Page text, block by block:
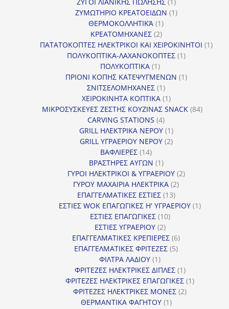
προϊόν
ΖΥΜΩΤΗΡΙΟ ΚΡΕΑΤΟΕΙΔΩΝ 11
ΘΕΡΜΟΚΟΛΛΗΤΙΚΆ 11
προϊόν
ΚΡΕΑΤΟΜΗΧΑΝΕΣ 22
προϊόντα
ΠΑΤΑΤΟΚΟΠΤΕΣ ΗΛΕΚΤΡΙΚΟΙ ΚΑΙ ΧΕΙΡΟΚΙΝΗΤΟΙ 11
ΠΟΛΥΚΟΠΤΙΚΑ-ΛΑΧΑΝΟΚΟΠΤΕΣ 11
ΠΟΛΥΚΟΠΤΙΚΑ 11
προϊόν
ΠΡΙΟΝΙ ΚΟΠΗΣ ΚΑΤΕΨΥΓΜΕΝΩΝ 11
ΣΝΙΤΣΕΛΟΜΗΧΑΝΕΣ 11
προϊόν
ΧΕΙΡΟΚΙΝΗΤΑ ΚΟΠΤΙΚΑ 11
προϊόν
ΜΙΚΡΟΣΥΣΚΕΥΕΣ ΖΕΣΤΗΣ ΚΟΥΖΙΝΑΣ SNACK 8484
CARVING STATIONS 44
προϊόντα
GRILL ΗΛΕΚΤΡΙΚΑ ΝΕΡΟΥ 11
προϊόν
GRILL ΥΓΡΑΕΡΙΟΥ ΝΕΡΟΥ 22
ΒΑΦΛΙΕΡΕΣ 1414
προϊόντα
ΒΡΑΣΤΗΡΕΣ ΑΥΓΩΝ 11
προϊόν
ΓΥΡΟΙ ΗΛΕΚΤΡΙΚΟΙ & ΥΓΡΑΕΡΙΟΥ 22
ΓΥΡΟΥ ΜΑΧΑΙΡΙΑ ΗΛΕΚΤΡΙΚΑ 22
ΕΠΑΓΓΕΛΜΑΤΙΚΕΣ ΕΣΤΙΕΣ 1313
προϊόντα
ΕΣΤΙΕΣ WOK ΕΠΑΓΩΓΙΚΕΣ Η' ΥΓΡΑΕΡΙΟΥ 11
ΕΣΤΙΕΣ ΕΠΑΓΩΓΙΚΕΣ 1010
ΕΣΤΙΕΣ ΥΓΡΑΕΡΙΟΥ 22
προϊόντα
ΕΠΑΓΓΕΛΜΑΤΙΚΕΣ ΚΡΕΠΙΕΡΕΣ 66
προϊόντα
ΕΠΑΓΓΕΛΜΑΤΙΚΕΣ ΦΡΙΤΕΖΕΣ 55
ΦΙΛΤΡΑ ΛΑΔΙΟΥ 11
προϊόν
ΦΡΙΤΕΖΕΣ ΗΛΕΚΤΡΙΚΕΣ ΔΙΠΛΕΣ 11
προϊόν
ΦΡΙΤΕΖΕΣ ΗΛΕΚΤΡΙΚΕΣ ΕΠΑΓΩΓΙΚΕΣ 11
ΦΡΙΤΕΖΕΣ ΗΛΕΚΤΡΙΚΕΣ ΜΟΝΕΣ 22
ΘΕΡΜΑΝΤΙΚΑ ΦΑΓΗΤΟΥ 11